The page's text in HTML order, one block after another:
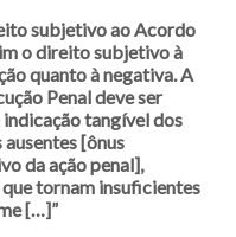
subjetivo ao Acordo
o direito subjetivo à
quanto à negativa. A
Penal deve ser
tangível dos
[ônus
da ação penal],
tornam insuficientes
[…]”